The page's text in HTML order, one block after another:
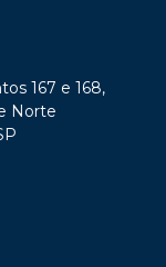
167 e 168,
Norte